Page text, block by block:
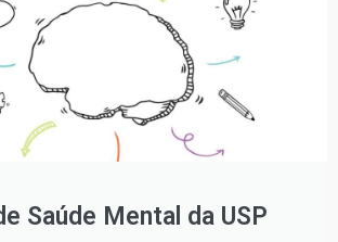
Saúde Mental da USP